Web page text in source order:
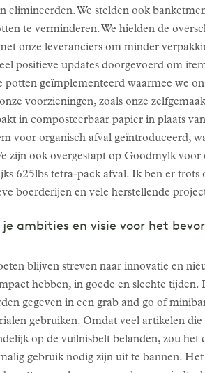
elimineerden. We stelden ook
te verminderen. We hielden de
onze leveranciers om minder
positieve updates doorgevoerd om
geïmplementeerd waarmee we
voorzieningen, zoals onze
in composteerbaar papier in plaats
voor organisch afval geïntroduceerd,
zijn ook overgestapt op Goodmylk
625lbs tetra-pack afval. Ik ben er trots
boerderijen en vele herstellende
ambities en visie voor het
blijven streven naar innovatie en
hebben, in goede en slechte
gegeven in een grab and go of
gebruiken. Omdat veel artikelen
op de vuilnisbelt belanden, zou
gebruik nodig zijn uit te bannen.